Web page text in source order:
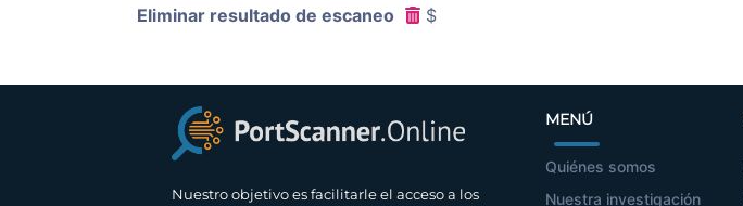
Eliminar resultado de escaneo $
Nuestro objetivo es facilitarle el acceso a los
MENÚ
Quiénes somos
Nuestra investigación